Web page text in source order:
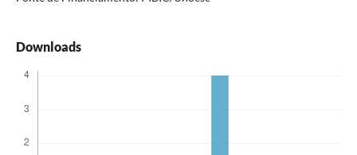
Downloads